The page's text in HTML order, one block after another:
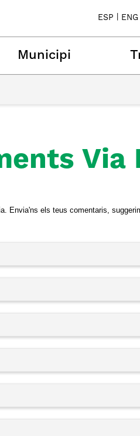
ESP ENG
Municipi
Via
Envia'ns els teus comentaris,